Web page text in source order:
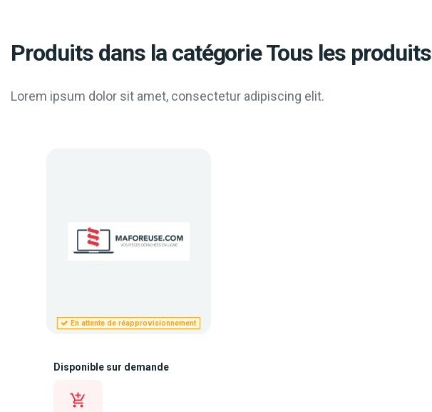
Produits dans la catégorie Tous les produits
Lorem ipsum dolor sit amet, consectetur adipiscing elit.
En attente de réapprovisionnement
Disponible sur demande